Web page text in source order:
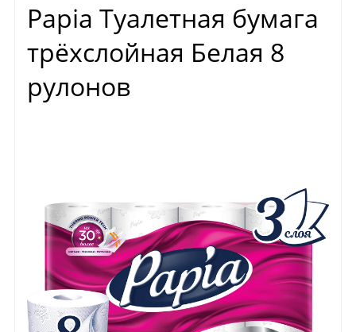
Papia Туалетная бумага
трёхслойная Белая 8
рулонов